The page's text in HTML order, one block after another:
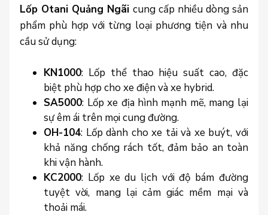
Lốp Otani Quảng Ngãi cung cấp nhiều dòng sản
phẩm phù hợp với từng loại phương tiện và nhu
cầu sử dụng:
KN1000: Lốp thể thao hiệu suất cao, đặc
biệt phù hợp cho xe điện và xe hybrid.
SA5000: Lốp xe địa hình mạnh mẽ, mang lại
sự êm ái trên mọi cung đường.
OH-104: Lốp dành cho xe tải và xe buýt, với
khả năng chống rách tốt, đảm bảo an toàn
khi vận hành.
KC2000: Lốp xe du lịch với độ bám đường
tuyệt vời, mang lại cảm giác mềm mại và
thoải mái.